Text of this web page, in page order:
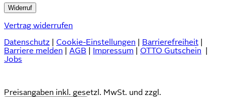
Widerruf
Vertrag widerrufen
Datenschutz
Cookie-Einstellungen Barrierefreiheit
Barriere melden
AGB Impressum OTTO Gutschein
Jobs
Preisangaben inkl. gesetzl. MwSt. und zzgl.